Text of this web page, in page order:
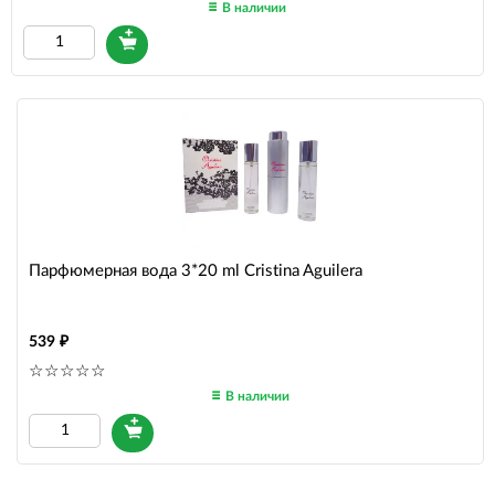
В наличии
Парфюмерная вода 3*20 ml Cristina Aguilera
539
В наличии